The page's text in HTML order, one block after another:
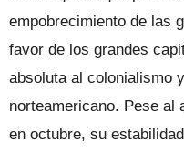
empobrecimiento de las
favor de los grandes
absoluta al colonialismo
norteamericano. Pese al
en octubre, su